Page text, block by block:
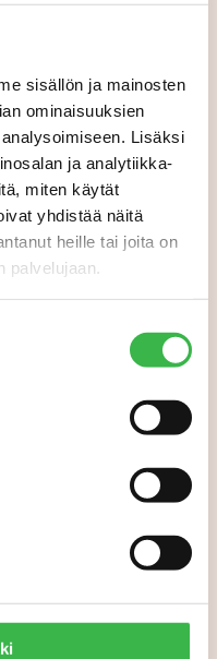
sisällön ja mainosten
ominaisuuksien
Lisäksi
ja analytiikka-
miten käytät
yhdistää näitä
heille tai joita on
palvelujaan.
on